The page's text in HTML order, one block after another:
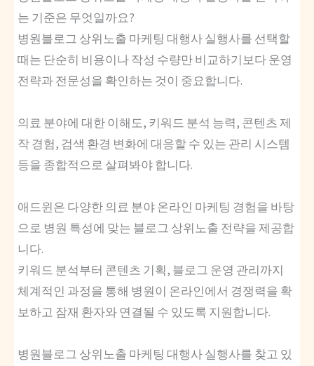
는 기준은 무엇일까요?
병원블로그 상위노출 마케팅 대행사 실행사를 선택할
때는 단순히 비용이나 작성 수량만 비교하기보다 운영
전략과 전문성을 확인하는 것이 중요합니다.
의료 분야에 대한 이해도, 키워드 분석 능력, 콘텐츠 제
작 경험, 검색 환경 변화에 대응할 수 있는 관리 시스템
등을 종합적으로 살펴봐야 합니다.
애드윈은 다양한 의료 분야 온라인 마케팅 경험을 바탕
으로 병원 특성에 맞는 블로그 상위노출 전략을 제공합
니다.
키워드 분석부터 콘텐츠 기획, 블로그 운영 관리까지
체계적인 과정을 통해 병원이 온라인에서 경쟁력을 확
보하고 잠재 환자와 연결될 수 있도록 지원합니다.
병원블로그 상위노출 마케팅 대행사 실행사를 찾고 있